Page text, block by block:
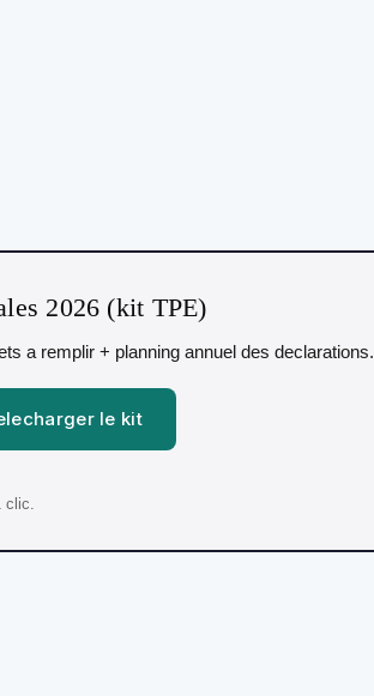
2026 (kit TPE)
a remplir + planning annuel des declarations.
le kit